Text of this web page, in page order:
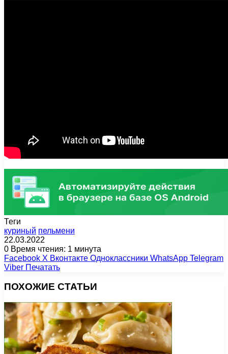
Теги
куриный пельмени
22.03.2022
0 Время чтения: 1 минута
Facebook X Вконтакте Одноклассники WhatsApp Telegram
Viber Печатать
ПОХОЖИЕ СТАТЬИ